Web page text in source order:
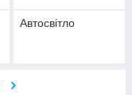
Автосвітло